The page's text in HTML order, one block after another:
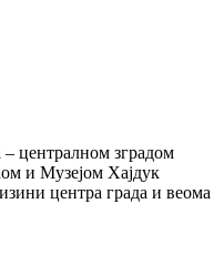
– централном зградом
и Музејом Хајдук
центра града и веома